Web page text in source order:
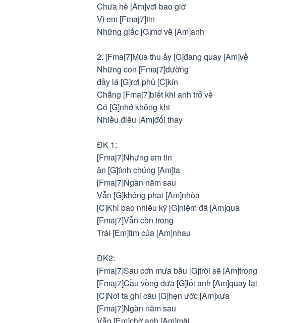
Chưa hề [Am]vơi bao giờ
Vì em [Fmaj7]tin
Những giấc [G]mơ về [Am]anh
2. [Fmaj7]Mùa thu ấy [G]đang quay [Am]về
Những con [Fmaj7]đường
đầy lá [G]rơi phủ [C]kín
Chẳng [Fmaj7]biết khi anh trở về
Có [G]nhớ không khi
Nhiều điều [Am]đổi thay
ĐK 1:
[Fmaj7]Nhưng em tin
ân [G]tình chúng [Am]ta
[Fmaj7]Ngàn năm sau
Vẫn [G]không phai [Am]nhòa
[C]Khi bao nhiêu kỹ [G]niệm đã [Am]qua
[Fmaj7]Vẫn còn trong
Trái [Em]tim của [Am]nhau
ĐK2:
[Fmaj7]Sau cơn mưa bầu [G]trời sẽ [Am]trong
[Fmaj7]Cầu vồng đưa [G]lối anh [Am]quay lại
[C]Nơi ta ghi câu [G]hẹn ước [Am]xưa
[Fmaj7]Ngàn năm sau